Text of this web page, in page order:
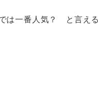
は一番人気？ と言え